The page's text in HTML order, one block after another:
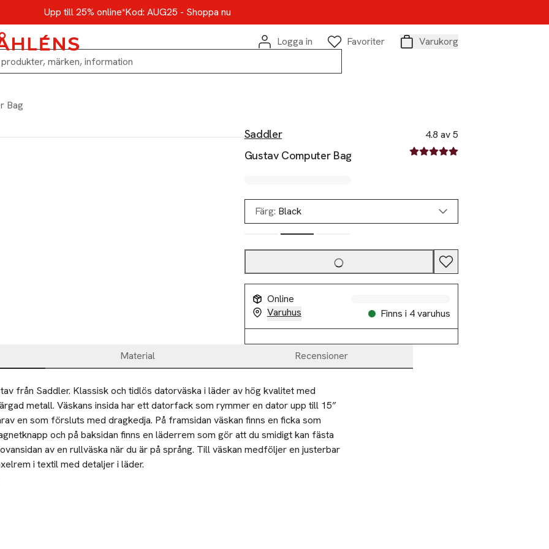
Upp till 25% online*Kod: AUG25 - Shoppa nu
Logga in
Favoriter
Varukorg
Bag
Saddler
Gustav Computer Bag
4.8 av 5
4.8 av fem stjärnor
Färg: Black
Online
Varuhus
Finns i 4 varuhus
Material Recensioner
från Saddler. Klassisk och tidlös datorväska i läder av hög kvalitet med
metall. Väskans insida har ett datorfack som rymmer en dator upp till 15”
en som försluts med dragkedja. På framsidan väskan finns en ficka som
och på baksidan finns en läderrem som gör att du smidigt kan fästa
av en rullväska när du är på språng. Till väskan medföljer en justerbar
i textil med detaljer i läder.